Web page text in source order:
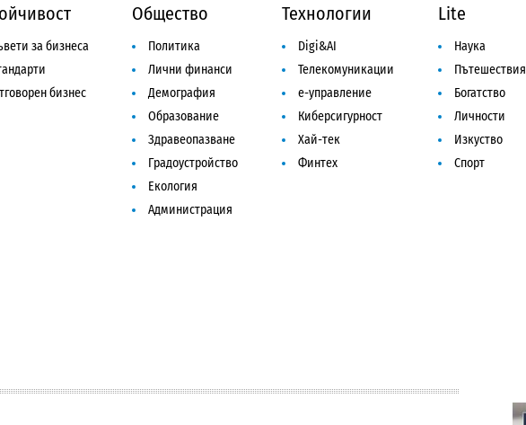
за бизнеса
бизнес
Общество
Политика
Лични финанси
Демография
Образование
Здравеопазване
Градоустройство
Екология
Администрация
Технологии
Digi&AI
Телекомуникации
е-управление
Киберсигурност
Хай-тек
Финтех
Lite
Наука
Пътешествия
Богатство
Личности
Изкуство
Спорт